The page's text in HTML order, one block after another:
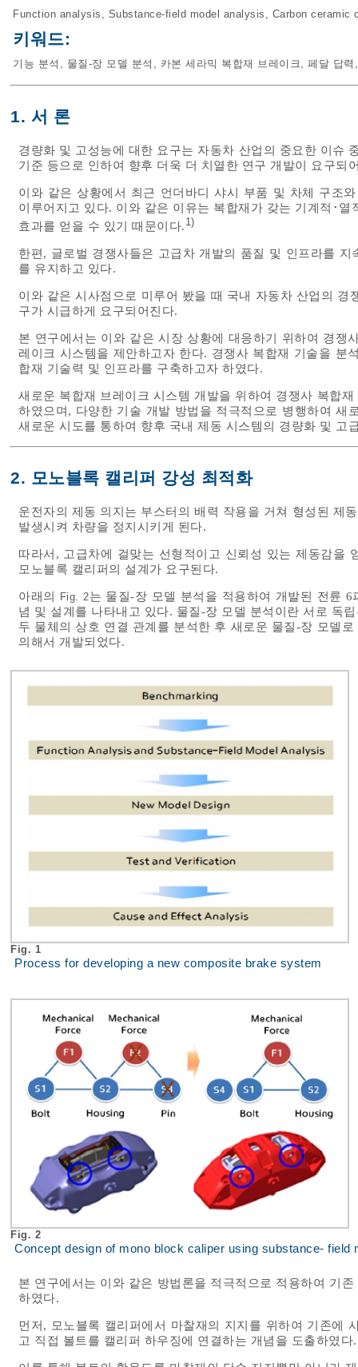
Function analysis , Substance-field model analysis , Carbon ceramic
키워드:
기능 분석 , 물질-장 모델 분석 , 카본 세라믹 복합재 브레이크, 페달 답력
1. 서 론
경량화 및 고성능에 대한 요구는 자동차 산업의 중요한 이슈
기준 등으로 인하여 향후 더욱 더 치열한 연구 개발이 요구되
이와 같은 상황에서 최근 언더바디 샤시 부품 및 차체 구조
이루어지고 있다. 이와 같은 이유는 복합재가 갖는 기계적･
효과를 얻을 수 있기 때문이다. 1)
한편, 글로벌 경쟁사들은 고급차 개발의 품질 및 인프라를
를 유지하고 있다.
이와 같은 시사점으로 미루어 봤을 때 국내 자동차 산업의
구가 시급하게 요구되어진다.
본 연구에서는 이와 같은 시장 상황에 대응하기 위하여 경쟁
레이크 시스템을 제안하고자 한다. 경쟁사 복합재 기술을 분
합재 기술력 및 인프라를 구축하고자 하였다.
새로운 복합재 브레이크 시스템 개발을 위하여 경쟁사 복합
하였으며, 다양한 기술 개발 방법을 적극적으로 병행하여 새
새로운 시도를 통하여 향후 국내 제동 시스템의 경량화 및 고
2. 모노블록 캘리퍼 강성 최적화
운전자의 제동 의지는 부스터의 배력 작용을 거쳐 형성된 제
발생시켜 차량을 정지시키게 된다.
따라서, 고급차에 걸맞는 선형적이고 신뢰성 있는 제동감을
모노블록 캘리퍼의 설계가 요구된다.
아래의 Fig. 2는 물질-장 모델 분석을 적용하여 개발된 전륜
념 및 설계를 나타내고 있다. 물질-장 모델 분석이란 서로 독
두 물체의 상호 연결 관계를 분석한 후 새로운 물질-장 모델
의해서 개발되었다.
Fig. 1
Process for developing a new composite brake system
Fig. 2
Concept design of mono block caliper using substance- field
본 연구에서는 이와 같은 방법론을 적극적으로 적용하여 기
하였다.
먼저, 모노블록 캘리퍼에서 마찰재의 지지를 위하여 기존에
고 직접 볼트를 캘리퍼 하우징에 연결하는 개념을 도출하였다.